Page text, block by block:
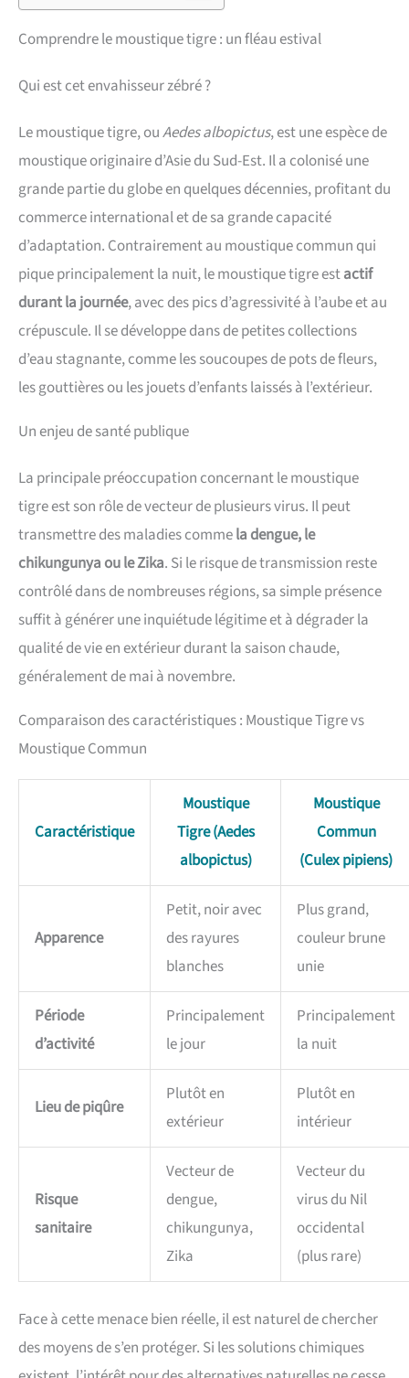
Comprendre le moustique tigre : un fléau estival
Qui est cet envahisseur zébré ?
Le moustique tigre, ouAedes albopictus, est une espèce de
moustique originaire d’Asie du Sud-Est. Il a colonisé une
grande partie du globe en quelques décennies, profitant du
commerce international et de sa grande capacité
d’adaptation. Contrairement au moustique commun qui
pique principalement la nuit, le moustique tigre estactif
durant la journée, avec des pics d’agressivité à l’aube et au
crépuscule. Il se développe dans de petites collections
d’eau stagnante, comme les soucoupes de pots de fleurs,
les gouttières ou les jouets d’enfants laissés à l’extérieur.
Un enjeu de santé publique
La principale préoccupation concernant le moustique
tigre est son rôle de vecteur de plusieurs virus. Il peut
transmettre des maladies commela dengue, le
chikungunya ou le Zika. Si le risque de transmission reste
contrôlé dans de nombreuses régions, sa simple présence
suffit à générer une inquiétude légitime et à dégrader la
qualité de vie en extérieur durant la saison chaude,
généralement de mai à novembre.
Comparaison des caractéristiques : Moustique Tigre vs
Moustique Commun
Caractéristique
Moustique
Tigre (Aedes
albopictus)
Moustique
Commun
(Culex pipiens)
Apparence
Petit, noir avec
des rayures
blanches
Plus grand,
couleur brune
unie
Période
d’activité
Principalement
le jour
Principalement
la nuit
Lieu de piqûre
Plutôt en
extérieur
Plutôt en
intérieur
Risque
sanitaire
Vecteur de
dengue,
chikungunya,
Zika
Vecteur du
virus du Nil
occidental
(plus rare)
Face à cette menace bien réelle, il est naturel de chercher
des moyens de s’en protéger. Si les solutions chimiques